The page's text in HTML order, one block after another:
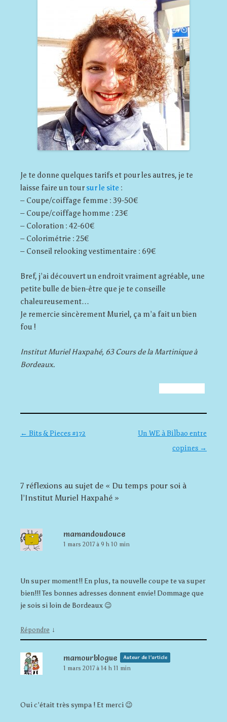
Je te donne quelques tarifs et pour les autres, je te
laisse faire un tour sur le site :
– Coupe/coiffage femme : 39-50€
– Coupe/coiffage homme : 23€
– Coloration : 42-60€
– Colorimétrie : 25€
– Conseil relooking vestimentaire : 69€
Bref, j’ai découvert un endroit vraiment agréable, une
petite bulle de bien-être que je te conseille
chaleureusement…
Je remercie sincèrement Muriel, ça m’a fait un bien
fou !
Institut Muriel Haxpahé, 63 Cours de la Martinique à
Bordeaux.
Navigation des articles
← Bits & Pieces #172
Un WE à Bilbao entre
copines →
7 réflexions au sujet de « Du temps pour soi à
l’Institut Muriel Haxpahé »
mamandoudouce
1 mars 2017 à 9 h 10 min
Un super moment!! En plus, ta nouvelle coupe te va super
bien!!! Tes bonnes adresses donnent envie! Dommage que
je sois si loin de Bordeaux 😉
Répondre ↓
mamourblogue Auteur de l’article
1 mars 2017 à 14 h 11 min
Oui c’était très sympa ! Et merci 😉